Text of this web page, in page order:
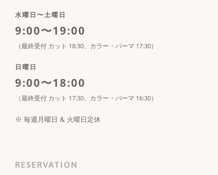
水曜日〜土曜日
9:00〜19:00
（最終受付 カット 18:30、カラー・パーマ 17:30）
日曜日
9:00〜18:00
（最終受付 カット 17:30、カラー・パーマ 16:30）
※ 毎週月曜日 & 火曜日定休
RESERVATION